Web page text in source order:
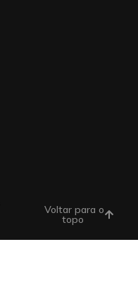
Voltar para o
topo